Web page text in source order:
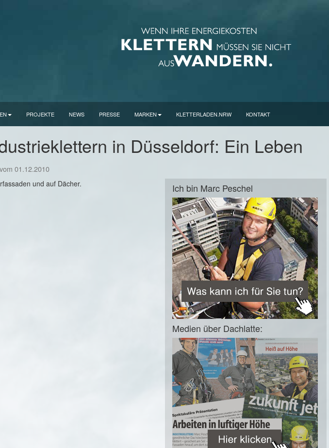
PROJEKTE NEWS PRESSE MARKEN KLETTERLADEN.NRW KONTAKT
in Düsseldorf: Ein Leben
vom 01.12.2010
und auf Dächer.
Ich bin Marc Peschel
Medien über Dachlatte: